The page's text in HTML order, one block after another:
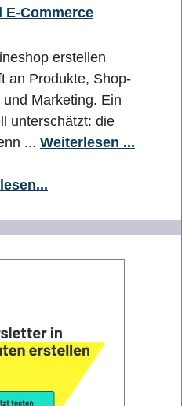
Commerce
erstellen
an Produkte, Shop-
Marketing. Ein
unterschätzt: die
... Weiterlesen ...